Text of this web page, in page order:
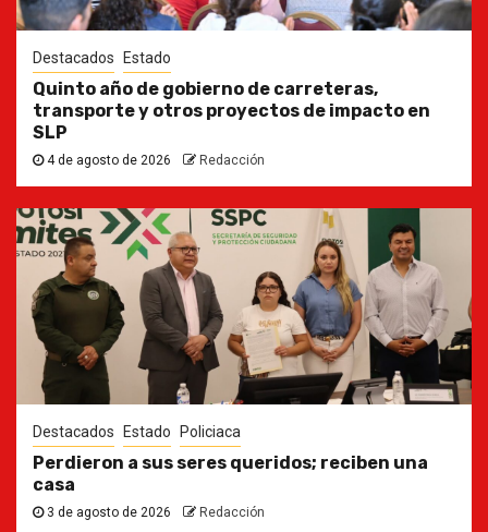
Destacados Estado
Quinto año de gobierno de carreteras,
transporte y otros proyectos de impacto en
SLP
4 de agosto de 2026 Redacción
Destacados Estado Policiaca
Perdieron a sus seres queridos; reciben una
casa
3 de agosto de 2026 Redacción